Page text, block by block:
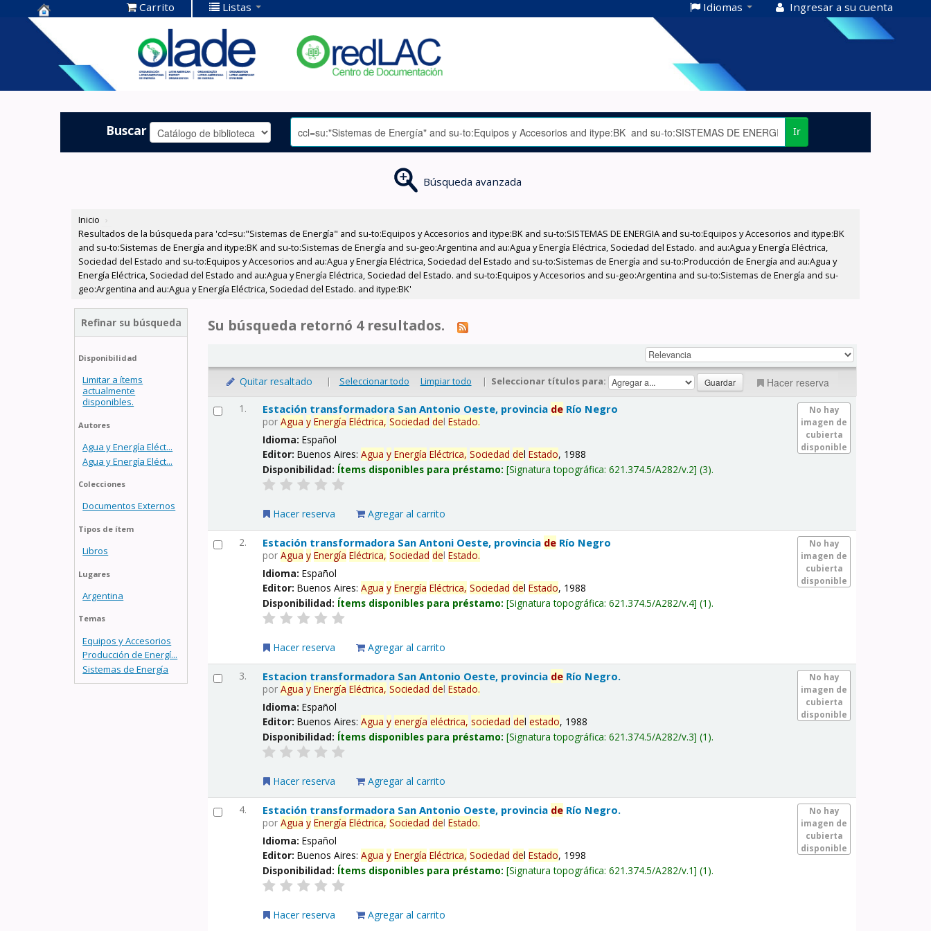
Centro de
Documentación
OLADE -
Carrito Listas Idiomas Ingresar a su cuenta
Buscar Ir
Búsqueda avanzada
Inicio ›
Resultados de la búsqueda para 'ccl=su:"Sistemas de Energía" and su-to:Equipos y Accesorios and itype:BK and su-to:SISTEMAS DE ENERGIA and su-to:Equipos y Accesorios and itype:BK
and su-to:Sistemas de Energía and itype:BK and su-to:Sistemas de Energía and su-geo:Argentina and au:Agua y Energía Eléctrica, Sociedad del Estado. and au:Agua y Energía Eléctrica,
Sociedad del Estado and su-to:Equipos y Accesorios and au:Agua y Energía Eléctrica, Sociedad del Estado and su-to:Sistemas de Energía and su-to:Producción de Energía and au:Agua y
Energía Eléctrica, Sociedad del Estado and au:Agua y Energía Eléctrica, Sociedad del Estado. and su-to:Equipos y Accesorios and su-geo:Argentina and su-to:Sistemas de Energía and su-
geo:Argentina and au:Agua y Energía Eléctrica, Sociedad del Estado. and itype:BK'
Refinar su búsqueda
Disponibilidad
Limitar a ítems
actualmente
disponibles.
Autores
Agua y Energía Eléct...
Agua y Energía Eléct...
Colecciones
Documentos Externos
Tipos de ítem
Libros
Lugares
Argentina
Temas
Equipos y Accesorios
Producción de Energí...
Sistemas de Energía
Su búsqueda retornó 4 resultados.
Quitar resaltado | Seleccionar todo Limpiar todo | Seleccionar títulos para: Hacer reserva
1.
No hay
imagen de
cubierta
disponible
Estación transformadora San Antonio Oeste, provincia de Río Negro
porAgua y Energía Eléctrica, Sociedad delEstado.
Idioma:Español
Editor:Buenos Aires:Agua y Energía Eléctrica, Sociedad delEstado, 1988
Disponibilidad: Ítems disponibles para préstamo: Signatura topográfica:621.374.5/A282/v.2 (3).
Hacer reserva Agregar al carrito
2.
No hay
imagen de
cubierta
disponible
Estación transformadora San Antoni Oeste, provincia de Río Negro
porAgua y Energía Eléctrica, Sociedad delEstado.
Idioma:Español
Editor:Buenos Aires:Agua y Energía Eléctrica, Sociedad delEstado, 1988
Disponibilidad: Ítems disponibles para préstamo: Signatura topográfica:621.374.5/A282/v.4 (1).
Hacer reserva Agregar al carrito
3.
No hay
imagen de
cubierta
disponible
Estacion transformadora San Antonio Oeste, provincia de Río Negro.
porAgua y Energía Eléctrica, Sociedad delEstado.
Idioma:Español
Editor:Buenos Aires:Agua y energía eléctrica, sociedad delestado, 1988
Disponibilidad: Ítems disponibles para préstamo: Signatura topográfica:621.374.5/A282/v.3 (1).
Hacer reserva Agregar al carrito
4.
No hay
imagen de
cubierta
disponible
Estación transformadora San Antonio Oeste, provincia de Río Negro.
porAgua y Energía Eléctrica, Sociedad delEstado.
Idioma:Español
Editor:Buenos Aires:Agua y Energía Eléctrica, Sociedad delEstado, 1998
Disponibilidad: Ítems disponibles para préstamo: Signatura topográfica:621.374.5/A282/v.1 (1).
Hacer reserva Agregar al carrito